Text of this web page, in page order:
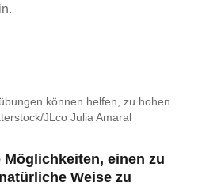
können helfen, zu hohen
JLco Julia Amaral
einen zu
Weise zu